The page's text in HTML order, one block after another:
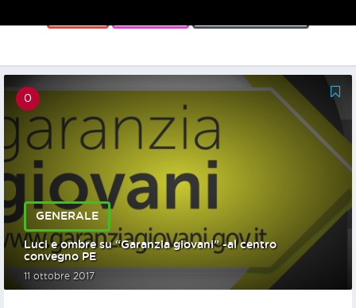
0
GENERALE
Luci e ombre su “Garanzia giovani” -al centro
convegno PE
11 ottobre 2017